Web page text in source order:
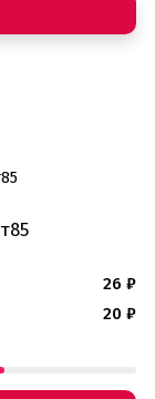
26 ₽
20 ₽